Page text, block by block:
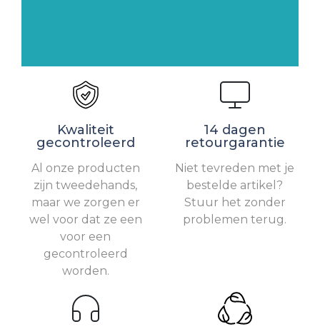
Kwaliteit
gecontroleerd
Al onze producten
zijn tweedehands,
maar we zorgen er
wel voor dat ze een
voor een
gecontroleerd
worden.
14 dagen
retourgarantie
Niet tevreden met je
bestelde artikel?
Stuur het zonder
problemen terug.